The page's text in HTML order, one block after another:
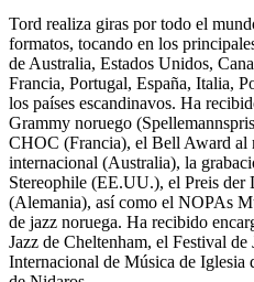
Tord realiza giras por todo el
formatos, tocando en los
de Australia, Estados Unidos,
Francia, Portugal, España, Italia,
los países escandinavos. Ha
Grammy noruego
CHOC (Francia), el Bell Award al
internacional (Australia), la
Stereophile (EE.UU.), el Preis der
(Alemania), así como el NOPAs
de jazz noruega. Ha recibido
Jazz de Cheltenham, el Festival
Internacional de Música de Iglesia